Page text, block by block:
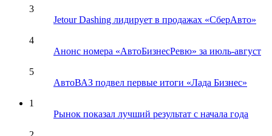
3
Jetour Dashing лидирует в продажах «СберАвто»
4
Анонс номера «АвтоБизнесРевю» за июль-август
5
АвтоВАЗ подвел первые итоги «Лада Бизнес»
1
Рынок показал лучший результат с начала года